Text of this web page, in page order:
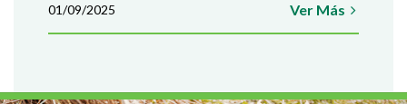
01/09/2025 Ver Más